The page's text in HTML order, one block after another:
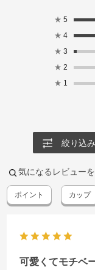
★ 5
★ 4
★ 3
★ 2
★ 1
絞り込み
気になるレビュー
ポイント カップ
可愛くてモチベ